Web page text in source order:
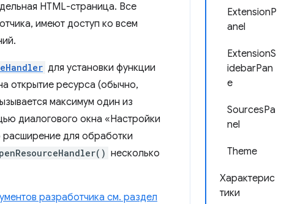
ExtensionP
anel
ExtensionS
idebarPan
e
SourcesPa
nel
Theme
Характерис
тики
HTML-страница. Все
имеют доступ ко всем
для установки функции
открытие ресурса (обычно,
максимум один из
диалогового окна «Настройки
для обработки
несколько
разработчика см. раздел